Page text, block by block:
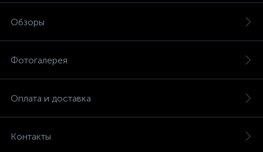
Обзоры
Фотогалерея
Оплата и доставка
Контакты